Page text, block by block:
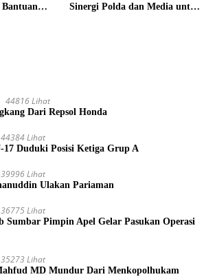
Sinergi Polda dan Media untuk
44816 Lihat
Dari Repsol Honda
44384 Lihat
17 Duduki Posisi Ketiga Grup A
39996 Lihat
Ulakan Pariaman
36775 Lihat
Sumbar Pimpin Apel Gelar Pasukan Operasi
35273 Lihat
MD Mundur Dari Menkopolhukam